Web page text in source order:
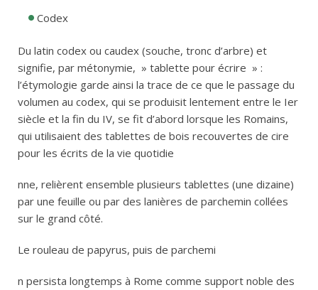
Codex
Du latin codex ou caudex (souche, tronc d’arbre) et
signifie, par métonymie, » tablette pour écrire » :
l’étymologie garde ainsi la trace de ce que le passage du
volumen au codex, qui se produisit lentement entre le Ier
siècle et la fin du IV, se fit d’abord lorsque les Romains,
qui utilisaient des tablettes de bois recouvertes de cire
pour les écrits de la vie quotidie
nne, relièrent ensemble plusieurs tablettes (une dizaine)
par une feuille ou par des lanières de parchemin collées
sur le grand côté.
Le rouleau de papyrus, puis de parchemi
n persista longtemps à Rome comme support noble des